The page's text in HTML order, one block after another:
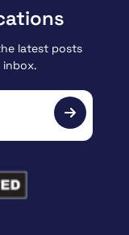
latest posts